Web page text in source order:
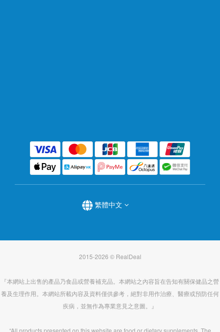
繁體中文
2015-2026 © RealDeal
『本網站上出售的產品乃食品或營養補充品。本網站之內容旨在告知有關保健品之營
養及生理作用。本網站所載內容及資料僅供參考，絕對非用作治療、醫療或預防任何
疾病，並無作為專業意見之意圖。』